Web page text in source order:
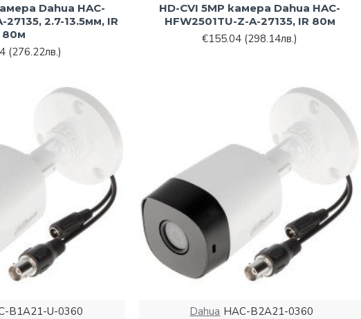
Dahua HAC-
27135, 2.7-13.5мм, IR
80м
(276.22лв.)
HD-CVI 5MP камера Dahua HAC-
HFW2501TU-Z-A-27135, IR 80м
€155.04 (298.14лв.)
B1A21-U-0360 Dahua HAC-B2A21-0360